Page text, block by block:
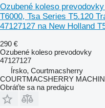
Ozubené koleso
T6000, Tsa Series T5.120
47127127 na New Holland
290 €
Ozubené koleso prevodovky
47127127
Írsko, Courtmacsherry
COURTMACSHERRY
Obráťte sa na predajcu